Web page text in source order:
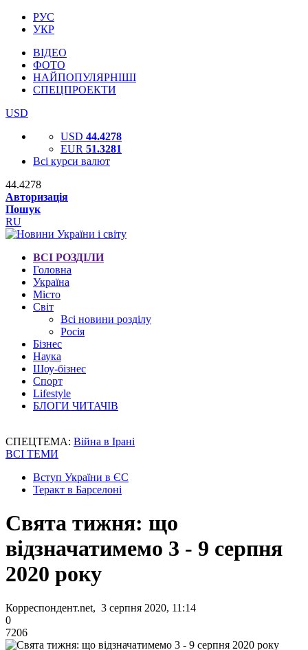
РУС
УКР
ВІДЕО
ФОТО
НАЙПОПУЛЯРНІШІ
СПЕЦПРОЕКТИ
USD
USD 44.4278
EUR 51.3281
Всі курси валют
44.4278
Авторизація
Пошук
RU
ВСІ РОЗДІЛИ
Головна
Україна
Місто
Світ
Всі новини розділу
Росія
Бізнес
Наука
Шоу-бізнес
Спорт
Lifestyle
БЛОГИ ЧИТАЧІВ
СПЕЦТЕМА: Війна в Ірані
ВСІ ТЕМИ
Вступ України в ЄС
Теракт в Барселоні
Свята тижня: що
відзначатимемо 3 - 9 серпня
2020 року
Корреспондент.net, 3 серпня 2020, 11:14
0
7206